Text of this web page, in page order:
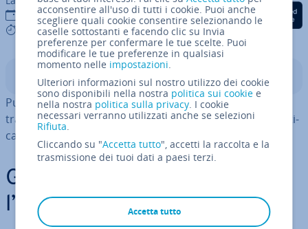
22 apr 2025
3 mins
Condividi via Facebook
Condividi via Twitter
Condividi via
Indice
Puoi can­cel­la­re il tuo account Kik soltanto dal browser,
tramite l’apposita pagina web del servizio di mes­sag­gi­sti­
ca. Ti spie­ghia­mo come procedere.
Guida rapida: di­sat­ti­va­re
l’account Kik
acconsentire all'uso di tutti i cookie. Puoi anche
scegliere quali cookie consentire selezionando le
caselle sottostanti e facendo clic su Invia
preferenze per confermare le tue scelte. Puoi
modificare le tue preferenze in qualsiasi
momento nelle impostazioni.
Ulteriori informazioni sul nostro utilizzo dei cookie
sono disponibili nella nostra politica sui cookie e
nella nostra politica sulla privacy. I cookie
necessari verranno utilizzati anche se selezioni
Rifiuta.
Cliccando su "Accetta tutto", accetti la raccolta e la
trasmissione dei tuoi dati a paesi terzi.
Accetta tutto